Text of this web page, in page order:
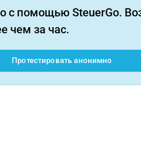
с помощью SteuerGo.
чем за час.
Протестировать анонимно